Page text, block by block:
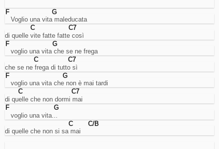
meno
possibile).
Cookies
necessari.
cookie
tecnici
dal
sito
per
F
G
   Voglio una vita maleducata
C
C7
di quelle vite fatte fatte così
F
G
   voglio una vita che se ne frega
C
C7
che se ne frega di tutto sì
F
G
   voglio una vita che non è mai tardi
C
C7
di quelle che non dormi mai
F
G
   voglio una vita...
C
C/B
di quelle che non si sa mai